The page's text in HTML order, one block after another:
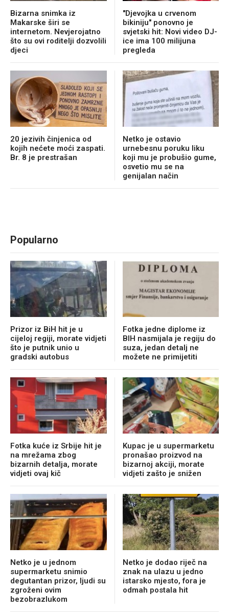
Bizarna snimka iz
Makarske širi se
internetom. Nevjerojatno
što su ovi roditelji dozvolili
djeci
"Djevojka u crvenom
bikiniju" ponovno je
svjetski hit: Novi video DJ-
ice ima 100 milijuna
pregleda
20 jezivih činjenica od
kojih nećete moći zaspati.
Br. 8 je prestrašan
Netko je ostavio
urnebesnu poruku liku
koji mu je probušio gume,
osvetio mu se na
genijalan način
Popularno
Prizor iz BiH hit je u
cijeloj regiji, morate vidjeti
što je putnik unio u
gradski autobus
Fotka jedne diplome iz
BIH nasmijala je regiju do
suza, jedan detalj ne
možete ne primijetiti
Fotka kuće iz Srbije hit je
na mrežama zbog
bizarnih detalja, morate
vidjeti ovaj kič
Kupac je u supermarketu
pronašao proizvod na
bizarnoj akciji, morate
vidjeti zašto je snižen
Netko je u jednom
supermarketu snimio
degutantan prizor, ljudi su
zgroženi ovim
bezobrazlukom
Netko je dodao riječ na
znak na ulazu u jedno
istarsko mjesto, fora je
odmah postala hit